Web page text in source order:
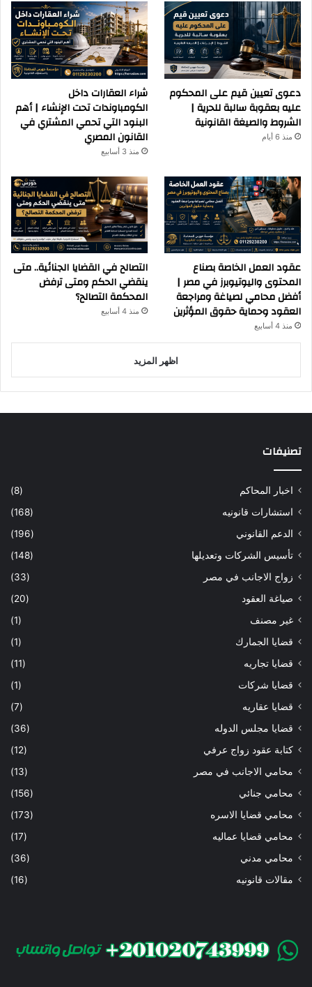
دعوى تعيين قيم على المحكوم
عليه بعقوبة سالبة للحرية |
الشروط والصيغة القانونية
منذ 6 أيام
شراء العقارات داخل
الكومباوندات تحت الإنشاء | أهم
البنود التي تحمي المشتري في
القانون المصري
منذ 3 أسابيع
عقود العمل الخاصة بصناع
المحتوى واليوتيوبرز في مصر |
أفضل محامي لصياغة ومراجعة
العقود وحماية حقوق المؤثرين
منذ 4 أسابيع
التصالح في القضايا الجنائية.. متى
ينقضي الحكم ومتى ترفض
المحكمة التصالح؟
منذ 4 أسابيع
اظهر المزيد
تصنيفات
اخبار المحاكم
(8)
استشارات قانونيه
(168)
الدعم القانوني
(196)
تأسيس الشركات وتعديلها
(148)
زواج الاجانب في مصر
(33)
صياغة العقود
(20)
غير مصنف
(1)
قضايا الجمارك
(1)
قضايا تجاريه
(11)
قضايا شركات
(1)
قضايا عقاريه
(7)
قضايا مجلس الدوله
(36)
كتابة عقود زواج عرفي
(12)
محامي الاجانب في مصر
(13)
محامي جنائي
(156)
محامي قضايا الاسره
(173)
محامي قضايا عماليه
(17)
محامي مدني
(36)
مقالات قانونيه
(16)